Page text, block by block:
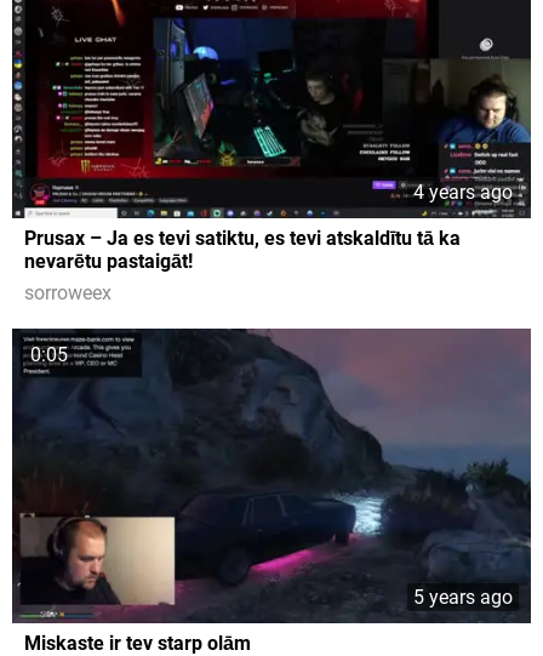
4 years ago
Prusax – Ja es tevi satiktu, es tevi atskaldītu tā ka
nevarētu pastaigāt!
sorroweex
0:05
5 years ago
Miskaste ir tev starp olām